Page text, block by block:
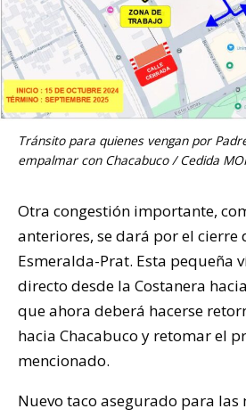
Tránsito para quienes vengan por
empalmar con Chacabuco / Cedida
Otra congestión importante,
anteriores, se dará por el cierre
Esmeralda-Prat. Esta pequeña
directo desde la Costanera
que ahora deberá hacerse
hacia Chacabuco y retomar el
mencionado.
Nuevo taco asegurado para las